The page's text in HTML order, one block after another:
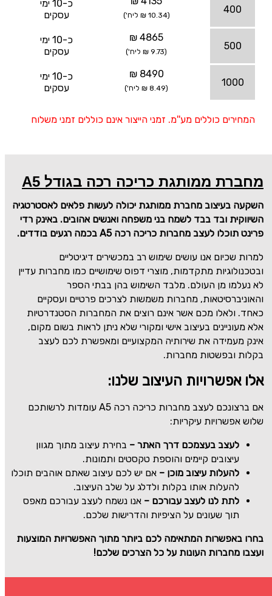
400 (10.34 ₪ ליח')
כ-10 ימי
עסקים
500
4865 ₪
(9.73 ₪ ליח')
כ-10 ימי
עסקים
1000
8490 ₪
(8.49 ₪ ליח')
כ-10 ימי
עסקים
המחירים כוללים מע''מ. זמני הייצור אינם כוללים זמני משלוח
מחברת ממותגת כריכה רכה בגודל A5
השקעה בעיצוב מחברת ממותגת יכולה לעשות פלאים לאסטרטגיה
השיווקית ובד בבד לשמח בני משפחה ואנשים אהובים. באינק רדי
פרינט תוכלו לעצב מחברות כריכה רכהA5 בכמה רגעים בודדים.
למרות שכיום אנו עושים שימוש רב במכשירים דיגיטליים
ובטכנולוגיות מתקדמות, מוצרי דפוס שימושיים כמו מחברות עדיין
לא נעלמו מן העולם. מלבד השימוש בהן בבתי הספר
והאוניברסיטאות, מחברות משמשות לצרכים פרטיים ועסקיים
כאחד. ולאלו מכם אשר אינם רוצים את המחברות הסטנדרטיות
אלא מעוניינים בעיצוב אישי ומקורי שלא ניתן לראות בשום מקום,
אינק מעמידה את שירותיה המקצועיים ומאפשרת לכם לעצב
בקלות ובפשטות מחברות.
אלו אפשרויות העיצוב שלנו:
אם ברצונכם לעצב מחברות כריכה רכה A5 עומדות לרשותכם
שלוש אפשרויות עיקריות:
לעצב בעצמכם דרך האתר – בחירת עיצוב מתוך מגוון
עיצובים קיימים והוספת טקסטים ותמונות.
להעלות עיצוב מוכן – אם יש לכם עיצוב שאתם אוהבים תוכלו
להעלות אותו בקלות ולדלג על שלב העיצוב.
לתת לנו לעצב עבורכם – אנו נשמח לעצב עבורכם מאפס
תוך שעונים על הציפיות והדרישות שלכם.
בחרו באפשרות המתאימה לכם ביותר מתוך האפשרויות המוצעות
ועצבו מחברות העונות על כל הצרכים שלכם!